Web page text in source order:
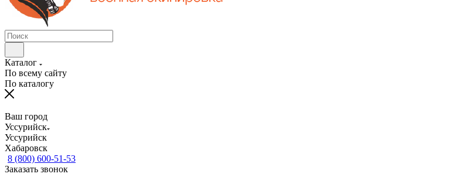
Каталог
По всему сайту
По каталогу
Ваш город
Уссурийск
Уссурийск
Хабаровск
8 (800) 600-51-53
Заказать звонок